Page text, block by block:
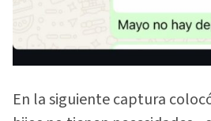
En la siguiente captura